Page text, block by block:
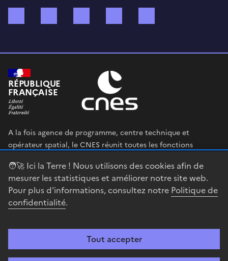
🧑‍🚀 Ici la Terre ! Nous utilisons des cookies afin de
mesurer les statistiques et améliorer notre site web.
Pour plus d'informations, consultez notre Politique de
confidentialité.
Tout accepter
RÉPUBLIQUE
FRANÇAISE
A la fois agence de programme, centre technique et
opérateur spatial, le CNES réunit toutes les fonctions
en œuvre sa stratégie spatiale.
legifrance.gouv.fr
gouvernement.fr
Accessibilité : partiellement conforme Mentions légales